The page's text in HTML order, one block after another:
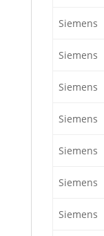
Siemens
Siemens
Siemens
Siemens
Siemens
Siemens
Siemens